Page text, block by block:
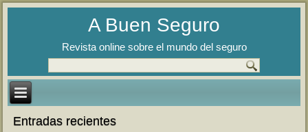
A Buen Seguro
Revista online sobre el mundo del seguro
Entradas recientes